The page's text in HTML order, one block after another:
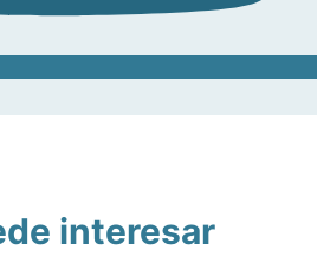
interesar